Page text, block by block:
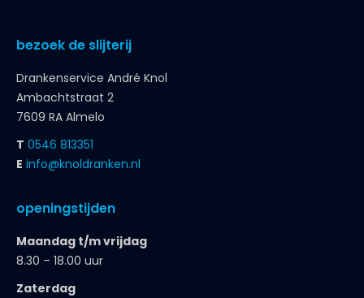
bezoek de slijterij
Drankenservice André Knol
Ambachtstraat 2
7609 RA Almelo
T 0546 813351
E info@knoldranken.nl
openingstijden
Maandag t/m vrijdag
8.30 – 18.00 uur
Zaterdag